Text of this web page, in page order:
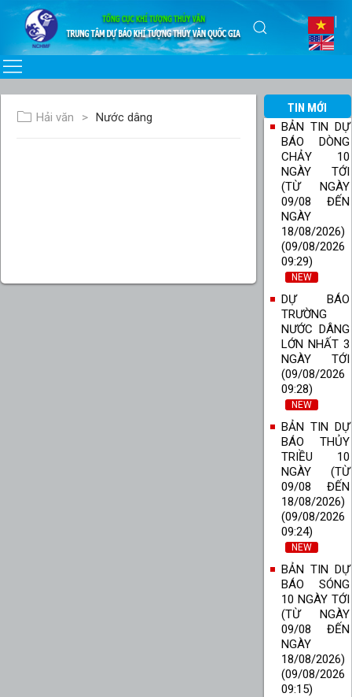
Hải văn Nước dâng
TIN MỚI
BẢN TIN DỰ
BÁO DÒNG
CHẢY 10
NGÀY TỚI
(TỪ NGÀY
09/08 ĐẾN
NGÀY
18/08/2026)
(09/08/2026
09:29)
NEW
DỰ BÁO
TRƯỜNG
NƯỚC DÂNG
LỚN NHẤT 3
NGÀY TỚI
(09/08/2026
09:28)
NEW
BẢN TIN DỰ
BÁO THỦY
TRIỀU 10
NGÀY (TỪ
09/08 ĐẾN
18/08/2026)
(09/08/2026
09:24)
NEW
BẢN TIN DỰ
BÁO SÓNG
10 NGÀY TỚI
(TỪ NGÀY
09/08 ĐẾN
NGÀY
18/08/2026)
(09/08/2026
09:15)